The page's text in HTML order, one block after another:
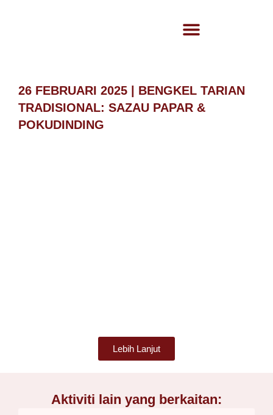
26 FEBRUARI 2025 | BENGKEL TARIAN
TRADISIONAL: SAZAU PAPAR &
POKUDINDING
Lebih Lanjut
Aktiviti lain yang berkaitan: